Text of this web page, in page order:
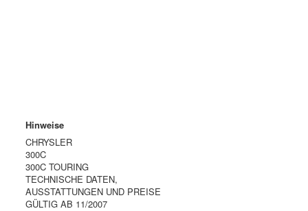
Hinweise
CHRYSLER
300C
300C TOURING
TECHNISCHE DATEN,
AUSSTATTUNGEN UND PREISE
GÜLTIG AB 11/2007